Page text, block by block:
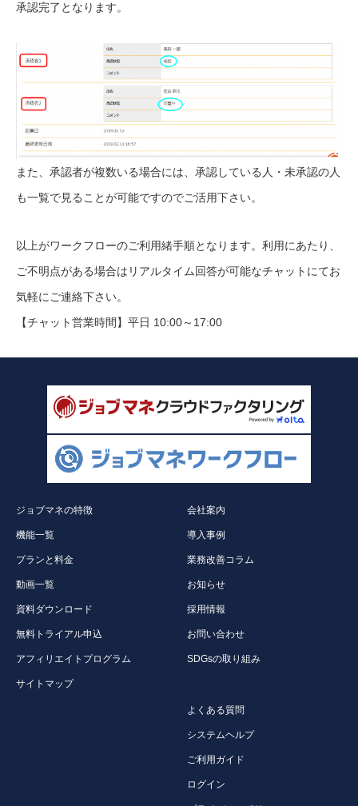
承認完了となります。
また、承認者が複数いる場合には、承認している人・未承認の人
も一覧で見ることが可能ですのでご活用下さい。
以上がワークフローのご利用緒手順となります。利用にあたり、
ご不明点がある場合はリアルタイム回答が可能なチャットにてお
気軽にご連絡下さい。
【チャット営業時間】平日 10:00～17:00
ジョブマネの特徴
機能一覧
プランと料金
動画一覧
資料ダウンロード
無料トライアル申込
アフィリエイトプログラム
サイトマップ
会社案内
導入事例
業務改善コラム
お知らせ
採用情報
お問い合わせ
SDGsの取り組み
よくある質問
システムヘルプ
ご利用ガイド
ログイン